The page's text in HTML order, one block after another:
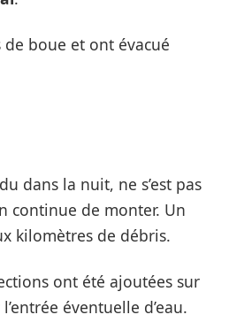
boue et ont évacué
dans la nuit, ne s’est pas
continue de monter. Un
kilomètres de débris.
ont été ajoutées sur
éventuelle d’eau.